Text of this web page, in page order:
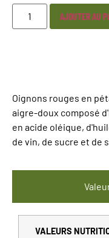
AJOUTER AU
Oignons rouges en
aigre-doux composé
en acide oléique,
de vin, de sucre et de
VALEURS